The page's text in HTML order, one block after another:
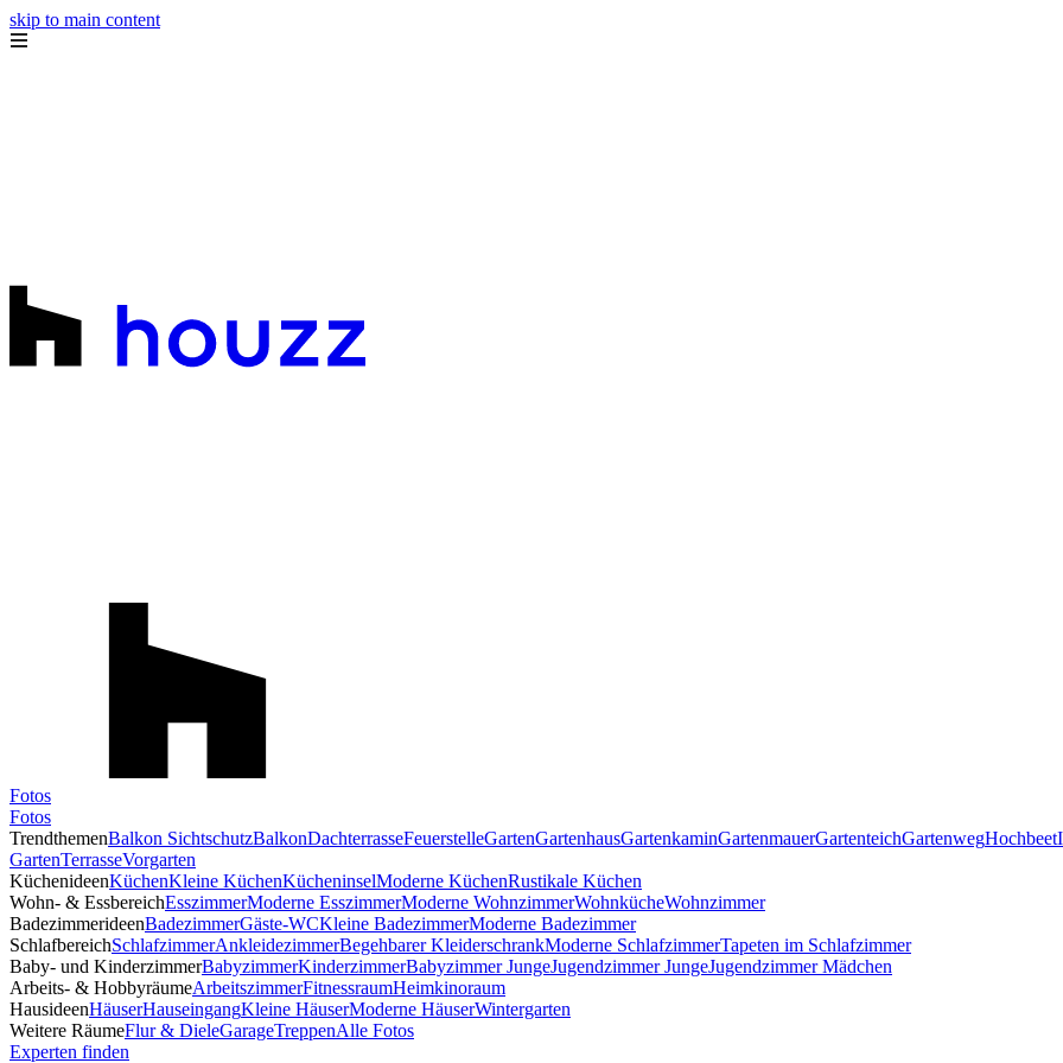
skip to main content
Fotos
Fotos
TrendthemenBalkon SichtschutzBalkonDachterrasseFeuerstelleGartenGartenhausGartenkaminGartenmauerGartenteichGartenwegHochbeet
GartenTerrasseVorgarten
KüchenideenKüchenKleine KüchenKücheninselModerne KüchenRustikale Küchen
Wohn- & EssbereichEsszimmerModerne EsszimmerModerne WohnzimmerWohnkücheWohnzimmer
BadezimmerideenBadezimmerGäste-WCKleine BadezimmerModerne Badezimmer
SchlafbereichSchlafzimmerAnkleidezimmerBegehbarer KleiderschrankModerne SchlafzimmerTapeten im Schlafzimmer
Baby- und KinderzimmerBabyzimmerKinderzimmerBabyzimmer JungeJugendzimmer JungeJugendzimmer Mädchen
Arbeits- & HobbyräumeArbeitszimmerFitnessraumHeimkinoraum
HausideenHäuserHauseingangKleine HäuserModerne HäuserWintergarten
Weitere RäumeFlur & DieleGarageTreppenAlle Fotos
Experten finden